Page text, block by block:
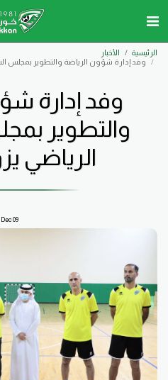
الرئيسية
الأخبار
وفد إدارة شؤون الرياضة والتطوير بمجلس
وفد إدارة
والتطوير
الرياضي
09
Dec